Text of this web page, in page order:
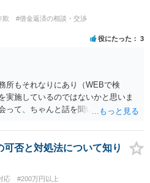
金請求ができません。 詐欺を含め、
確認していきます。 さらに、渡し
うかも精査します。 上記を経て、
ょう。 ご理解のとおり、詐欺である
。 刑事事件化が出来るのであれば、
ますが、民事上の詐欺の立証以上
らについては、一度、最寄りの警察
ださい。 具体的な見通しに関して
欺
#借金返済の相談・交渉
役にたった 3
所もそれなりにあり（WEBで検
実施しているのではないかと思いま
って、ちゃんと話を聞いてくれる
いようですので、御相談の案件につ
かもしれません。相手にしない方が
詐欺の被害回復は現実的には難しい
否と対処法について知り
応
#200万円以上